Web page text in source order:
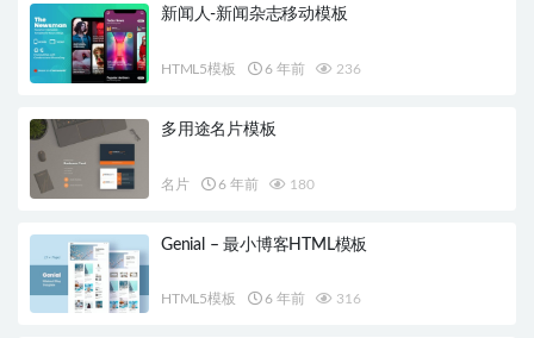
新闻人-新闻杂志移动模板
HTML5模板 6 年前 236
多用途名片模板
名片 6 年前 180
Genial – 最小博客HTML模板
HTML5模板 6 年前 316